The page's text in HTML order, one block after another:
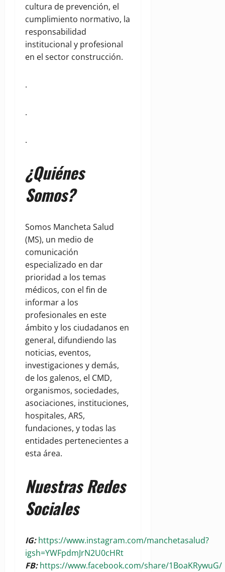
cultura de prevención, el
cumplimiento normativo, la
responsabilidad
institucional y profesional
en el sector construcción.
.
.
.
¿Quiénes
Somos?
Somos Mancheta Salud
(MS), un medio de
comunicación
especializado en dar
prioridad a los temas
médicos, con el fin de
informar a los
profesionales en este
ámbito y los ciudadanos en
general, difundiendo las
noticias, eventos,
investigaciones y demás,
de los galenos, el CMD,
organismos, sociedades,
asociaciones, instituciones,
hospitales, ARS,
fundaciones, y todas las
entidades pertenecientes a
esta área.
Nuestras Redes
Sociales
IG:https://www.instagram.com/manchetasalud?
igsh=YWFpdmJrN2U0cHRt
FB:https://www.facebook.com/share/1BoaKRywuG/